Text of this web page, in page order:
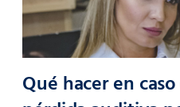
Qué hacer en